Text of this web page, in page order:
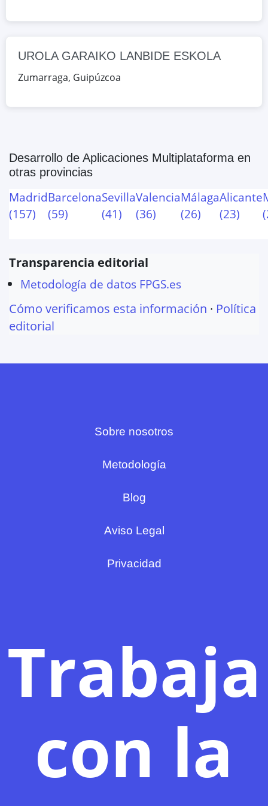
UROLA GARAIKO LANBIDE ESKOLA
Zumarraga, Guipúzcoa
Desarrollo de Aplicaciones Multiplataforma en
otras provincias
Madrid
(157)
Barcelona
(59)
Sevilla
(41)
Valencia
(36)
Málaga
(26)
Alicante
(23)
(
Transparencia editorial
Metodología de datos FPGS.es
Cómo verificamos esta información · Política
editorial
Sobre nosotros
Metodología
Blog
Aviso Legal
Privacidad
Trabaja
con la